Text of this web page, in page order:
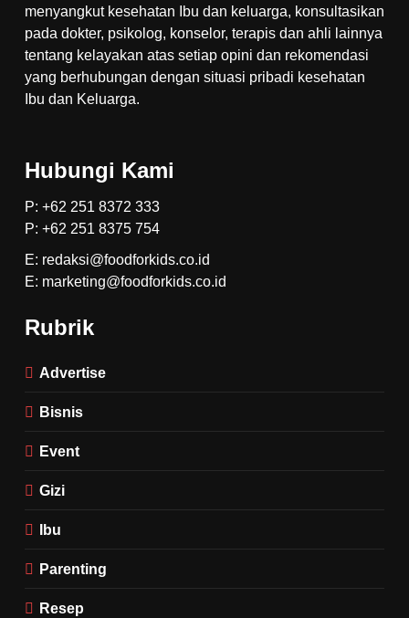
menyangkut kesehatan Ibu dan keluarga, konsultasikan
pada dokter, psikolog, konselor, terapis dan ahli lainnya
tentang kelayakan atas setiap opini dan rekomendasi
yang berhubungan dengan situasi pribadi kesehatan
Ibu dan Keluarga.
Hubungi Kami
P: +62 251 8372 333
P: +62 251 8375 754
E: redaksi@foodforkids.co.id
E: marketing@foodforkids.co.id
Rubrik
Advertise
Bisnis
Event
Gizi
Ibu
Parenting
Resep